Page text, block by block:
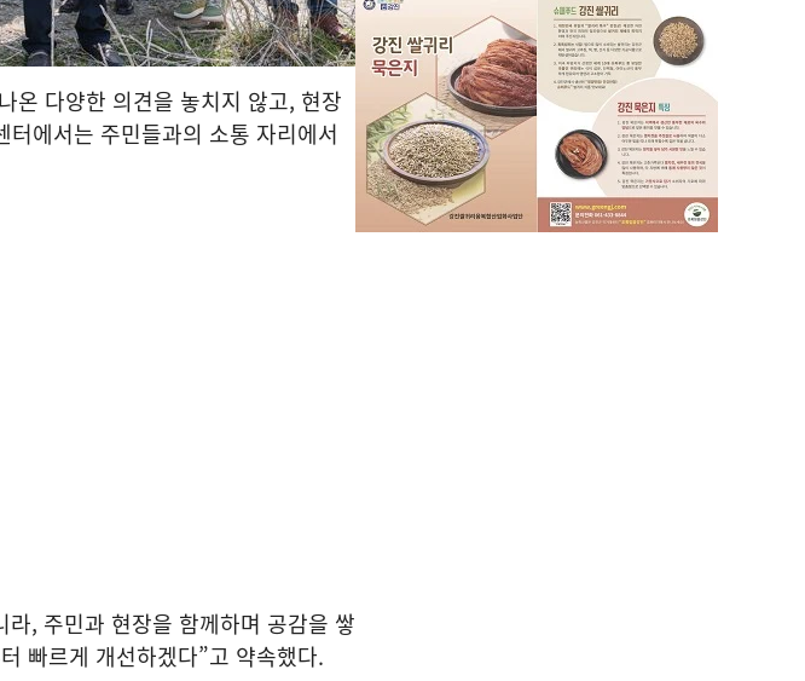
온 다양한 의견을 놓치지 않고, 현장
에서는 주민들과의 소통 자리에서
, 주민과 현장을 함께하며 공감을 쌓
빠르게 개선하겠다”고 약속했다.